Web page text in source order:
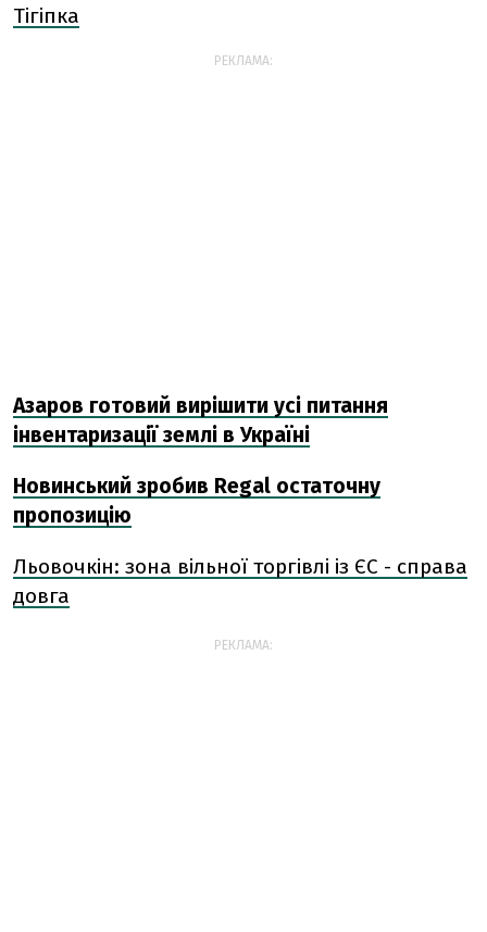
Тігіпка
РЕКЛАМА:
Азаров готовий вирішити усі питання
інвентаризації землі в Україні
Новинський зробив Regal остаточну
пропозицію
Льовочкін: зона вільної торгівлі із ЄС - справа
довга
РЕКЛАМА: